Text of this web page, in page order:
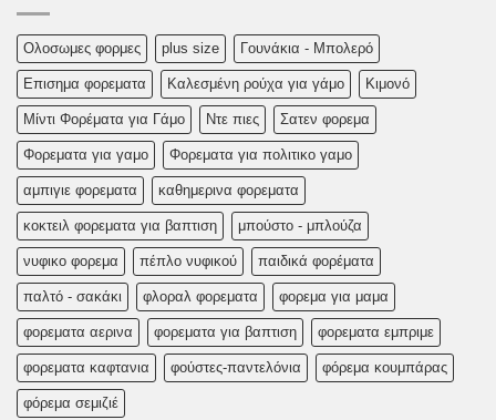
Oλoσωμες φoρμες plus size Γουνάκια - Μπολερό
Επισημα φορεματα Καλεσμένη ρούχα για γάμο Κιμονό
Μίντι Φορέματα για Γάμο Ντε πιες Σατεν φορεμα
Φορεματα για γαμο Φορεματα για πολιτικο γαμο
αμπιγιε φορεματα καθημερινα φορεματα
κοκτειλ φορεματα για βαπτιση μπούστο - μπλούζα
νυφικο φορεμα πέπλο νυφικού παιδικά φορέματα
παλτό - σακάκι φλοραλ φορεματα φορεμα για μαμα
φορεματα αερινα φορεματα για βαπτιση φορεματα εμπριμε
φορεματα καφτανια φούστες-παντελόνια φόρεμα κουμπάρας
φόρεμα σεμιζιέ